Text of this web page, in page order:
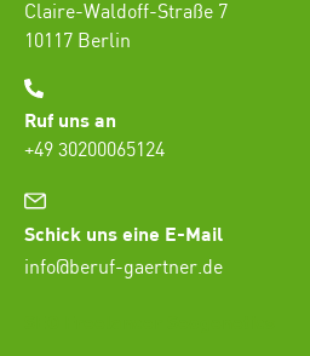
Claire-Waldoff-Straße 7
10117 Berlin
Ruf uns an
+49 30200065124
Schick uns eine E-Mail
info@beruf-gaertner.de